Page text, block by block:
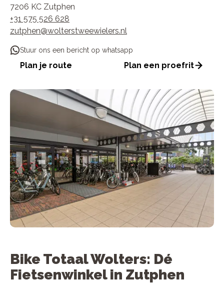
7206 KC Zutphen
+31 575 526 628
zutphen@wolterstweewielers.nl
Stuur ons een bericht op whatsapp
Plan je route Plan een proefrit
Bike Totaal Wolters: Dé
Fietsenwinkel in Zutphen